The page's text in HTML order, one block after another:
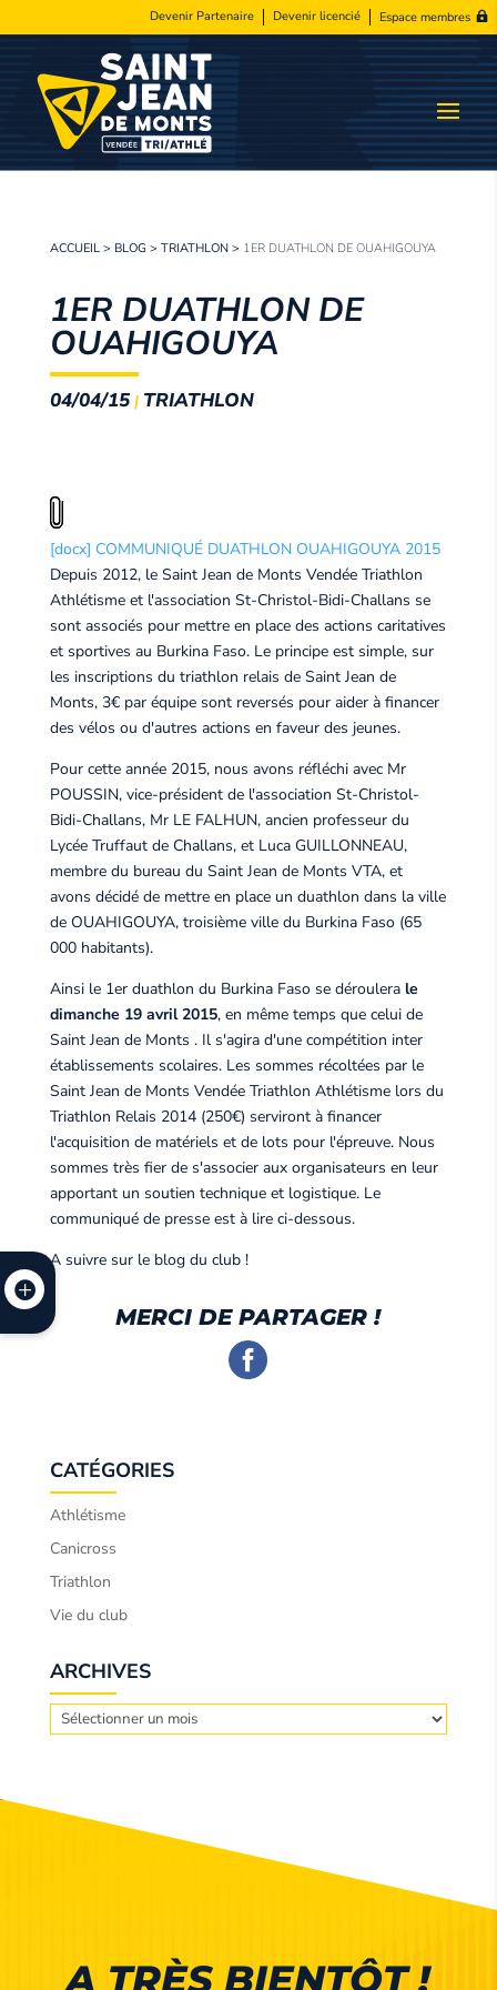
Devenir Partenaire Devenir licencié Espace membres
ACCUEIL> BLOG > TRIATHLON> 1ER DUATHLON DE OUAHIGOUYA
1ER DUATHLON DE
OUAHIGOUYA
04/04/15| TRIATHLON
[docx] COMMUNIQUÉ DUATHLON OUAHIGOUYA 2015
Depuis 2012, le Saint Jean de Monts Vendée Triathlon
Athlétisme et l'association St-Christol-Bidi-Challans se
sont associés pour mettre en place des actions caritatives
et sportives au Burkina Faso. Le principe est simple, sur
les inscriptions du triathlon relais de Saint Jean de
Monts, 3€ par équipe sont reversés pour aider à financer
des vélos ou d'autres actions en faveur des jeunes.
Pour cette année 2015, nous avons réfléchi avec Mr
POUSSIN, vice-président de l'association St-Christol-
Bidi-Challans, Mr LE FALHUN, ancien professeur du
Lycée Truffaut de Challans, et Luca GUILLONNEAU,
membre du bureau du Saint Jean de Monts VTA, et
avons décidé de mettre en place un duathlon dans la ville
de OUAHIGOUYA, troisième ville du Burkina Faso (65
000 habitants).
Ainsi le 1er duathlon du Burkina Faso se déroulera le
dimanche 19 avril 2015, en même temps que celui de
Saint Jean de Monts . Il s'agira d'une compétition inter
établissements scolaires. Les sommes récoltées par le
Saint Jean de Monts Vendée Triathlon Athlétisme lors du
Triathlon Relais 2014 (250€) serviront à financer
l'acquisition de matériels et de lots pour l'épreuve. Nous
sommes très fier de s'associer aux organisateurs en leur
apportant un soutien technique et logistique. Le
communiqué de presse est à lire ci-dessous.
A suivre sur le blog du club !
MERCI DE PARTAGER !
CATÉGORIES
Athlétisme
Canicross
Triathlon
Vie du club
ARCHIVES
Archives
A TRÈS BIENTÔT !